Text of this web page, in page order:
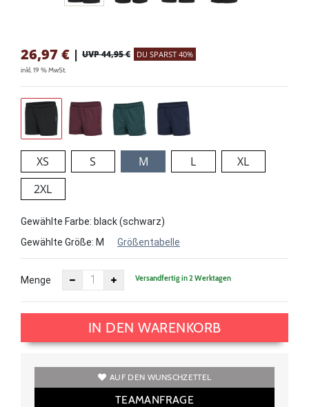
26,97 € | UVP 44,95 € DU SPARST 40%
inkl. 19 % MwSt.
XS S M L
XL
2XL
Gewählte Farbe: black (schwarz)
Gewählte Größe: M Größentabelle
Menge Versandfertig in 2 Werktagen
IN DEN WARENKORB
AUF DEN WUNSCHZETTEL
TEAMANFRAGE